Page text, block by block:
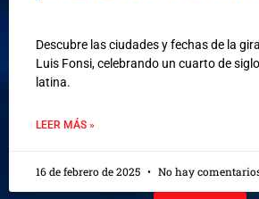
Descubre las ciudades y fechas de la
Luis Fonsi, celebrando un cuarto de
latina.
LEER MÁS »
16 de febrero de 2025 No hay